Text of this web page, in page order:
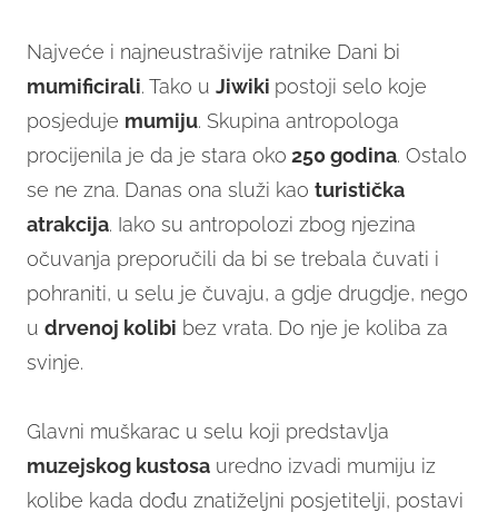
Najveće i najneustrašivije ratnike Dani bi
mumificirali. Tako u Jiwiki postoji selo koje
posjeduje mumiju. Skupina antropologa
procijenila je da je stara oko 250 godina. Ostalo
se ne zna. Danas ona služi kao turistička
atrakcija. Iako su antropolozi zbog njezina
očuvanja preporučili da bi se trebala čuvati i
pohraniti, u selu je čuvaju, a gdje drugdje, nego
u drvenoj kolibi bez vrata. Do nje je koliba za
svinje.
Glavni muškarac u selu koji predstavlja
muzejskog kustosa uredno izvadi mumiju iz
kolibe kada dođu znatiželjni posjetitelji, postavi